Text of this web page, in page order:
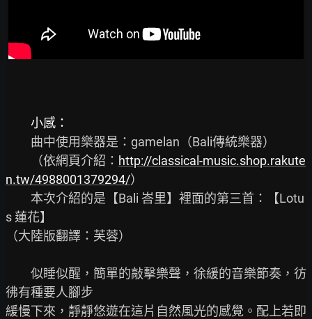
曲中使用樂器是：gamelan（Bali傳統樂器）
（依網頁介紹： http://classical-music.shop.rakute
n.tw/4988001379294/）
本次介紹的是【Bali 峇里】裡面的第三首：【Lotu
s 蓮花】
（大陸版翻譯：芙蓉）
似睡似醒，簡單的敲擊樂聲，徐緩的音樂節奏，彷
彿有種要人腳步
緩慢下來，靜靜悠遊在這片自然風光的感覺。配上若即